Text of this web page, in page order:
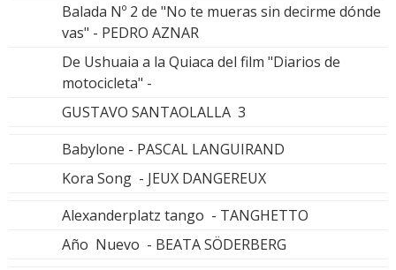
Balada Nº 2 de "No te mueras sin decirme dónde
vas" - PEDRO AZNAR
De Ushuaia a la Quiaca del film "Diarios de
motocicleta" -
GUSTAVO SANTAOLALLA 3
Babylone - PASCAL LANGUIRAND
Kora Song - JEUX DANGEREUX
Alexanderplatz tango - TANGHETTO
Año Nuevo - BEATA SÖDERBERG